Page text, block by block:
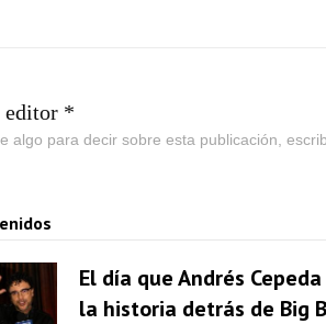
editor *
algo para decir sobre esta publicación,
El día que Andrés
la historia detrás de Big